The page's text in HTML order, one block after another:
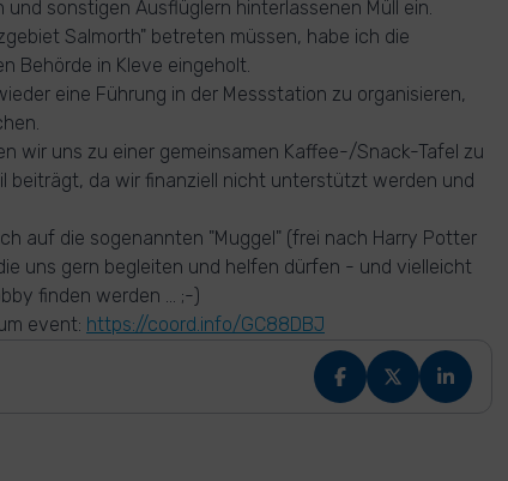
sonstigen Ausflüglern hinterlassenen Müll ein.
Salmorth" betreten müssen, habe ich die
Behörde in Kleve eingeholt.
eine Führung in der Messstation zu organisieren,
wir uns zu einer gemeinsamen Kaffee-/Snack-Tafel zu
beiträgt, da wir finanziell nicht unterstützt werden und
auf die sogenannten "Muggel" (frei nach Harry Potter
uns gern begleiten und helfen dürfen - und vielleicht
finden werden ... ;-)
event: https://coord.info/GC88DBJ